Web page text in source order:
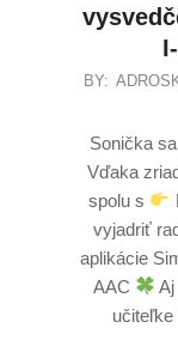
BY:
Sonička
Vďaka
spolu s
vyjadriť
aplikácie
AAC
Aj